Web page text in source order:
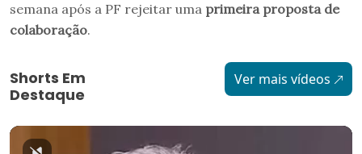
semana após a PF rejeitar uma primeira proposta de
colaboração.
Shorts Em
Destaque
Ver mais vídeos